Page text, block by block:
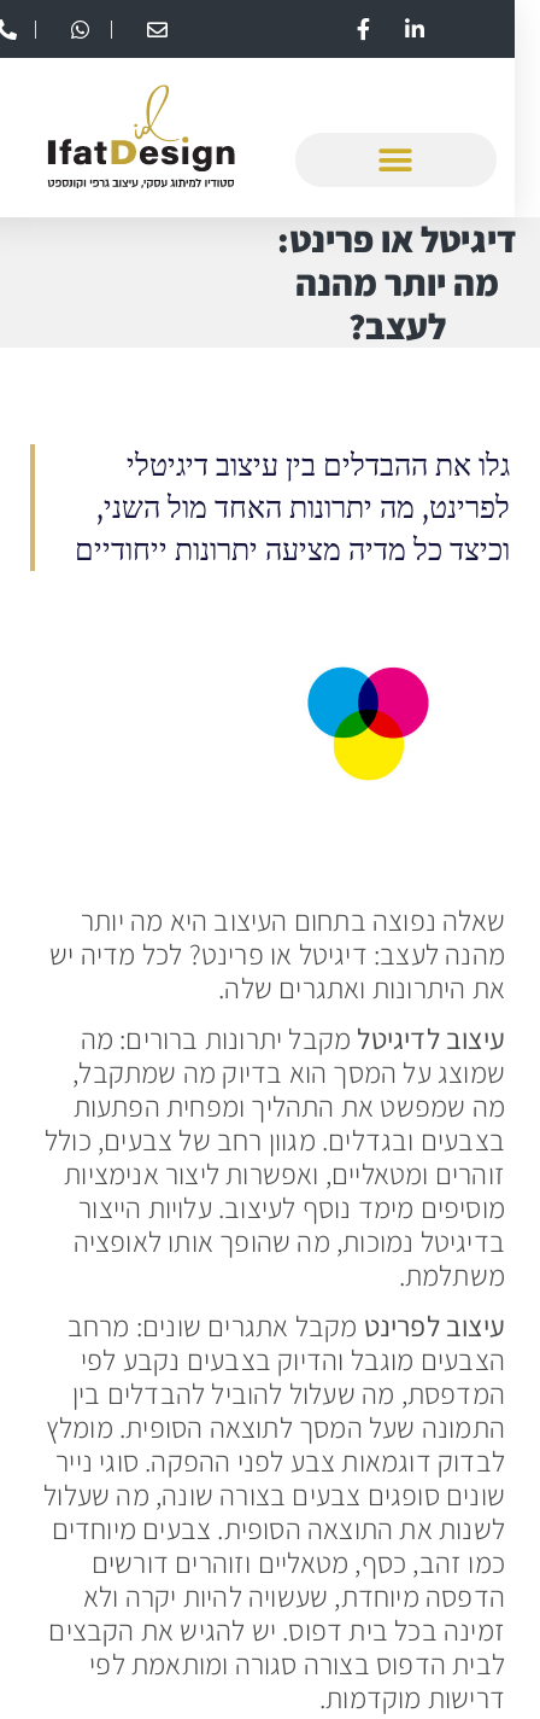
דיגיטל או פרינט:
מה יותר מהנה
לעצב?
גלו את ההבדלים בין עיצוב דיגיטלי
לפרינט, מה יתרונות האחד מול השני,
וכיצד כל מדיה מציעה יתרונות ייחודיים
שאלה נפוצה בתחום העיצוב היא מה יותר
מהנה לעצב: דיגיטל או פרינט? לכל מדיה יש
את היתרונות ואתגרים שלה.
עיצוב לדיגיטלמקבל יתרונות ברורים: מה
שמוצג על המסך הוא בדיוק מה שמתקבל,
מה שמפשט את התהליך ומפחית הפתעות
בצבעים ובגדלים. מגוון רחב של צבעים, כולל
זוהרים ומטאליים, ואפשרות ליצור אנימציות
מוסיפים מימד נוסף לעיצוב. עלויות הייצור
בדיגיטל נמוכות, מה שהופך אותו לאופציה
משתלמת.
עיצוב לפרינטמקבל אתגרים שונים: מרחב
הצבעים מוגבל והדיוק בצבעים נקבע לפי
המדפסת, מה שעלול להוביל להבדלים בין
התמונה שעל המסך לתוצאה הסופית. מומלץ
לבדוק דוגמאות צבע לפני ההפקה. סוגי נייר
שונים סופגים צבעים בצורה שונה, מה שעלול
לשנות את התוצאה הסופית. צבעים מיוחדים
כמו זהב, כסף, מטאליים וזוהרים דורשים
הדפסה מיוחדת, שעשויה להיות יקרה ולא
זמינה בכל בית דפוס. יש להגיש את הקבצים
לבית הדפוס בצורה סגורה ומותאמת לפי
דרישות מוקדמות.